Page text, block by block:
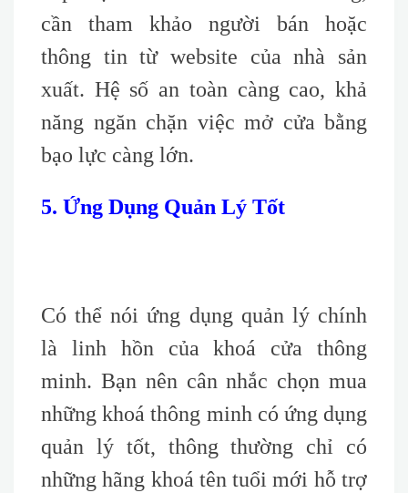
cần tham khảo người bán hoặc
thông tin từ website của nhà sản
xuất. Hệ số an toàn càng cao, khả
năng ngăn chặn việc mở cửa bằng
bạo lực càng lớn.
5. Ứng Dụng Quản Lý Tốt
Có thể nói ứng dụng quản lý chính
là linh hồn của khoá cửa thông
minh. Bạn nên cân nhắc chọn mua
những khoá thông minh có ứng dụng
quản lý tốt, thông thường chỉ có
những hãng khoá tên tuổi mới hỗ trợ